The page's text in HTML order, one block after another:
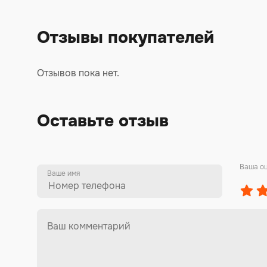
Отзывы покупателей
Отзывов пока нет.
Оставьте отзыв
Ваше имя
Ваша